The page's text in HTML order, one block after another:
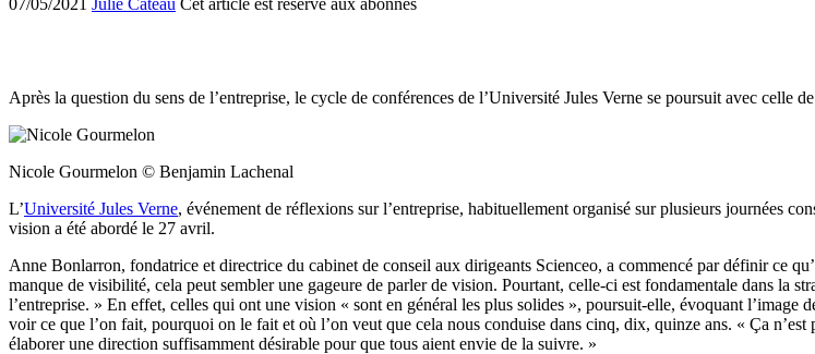
Après la question du sens de l’entreprise, le cycle de conférences de l’Université Jules Verne se poursuit avec
Nicole Gourmelon © Benjamin Lachenal
L’Université Jules Verne, événement de réflexions sur l’entreprise, habituellement organisé sur plusieurs journées
vision a été abordé le 27 avril.
Anne Bonlarron, fondatrice et directrice du cabinet de conseil aux dirigeants Scienceo, a commencé par définir ce
manque de visibilité, cela peut sembler une gageure de parler de vision. Pourtant, celle-ci est fondamentale dans la
l’entreprise. » En effet, celles qui ont une vision « sont en général les plus solides », poursuit-elle, évoquant l’image
voir ce que l’on fait, pourquoi on le fait et où l’on veut que cela nous conduise dans cinq, dix, quinze ans. « Ça
élaborer une direction suffisamment désirable pour que tous aient envie de la suivre. »